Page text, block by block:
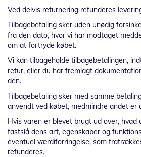
Ved delvis returnering refunderes
Tilbagebetaling sker uden unødig
fra den dato, hvor vi har modtaget
om at fortryde købet.
Vi kan tilbageholde tilbagebetalingen,
retur, eller du har fremlagt
den.
Tilbagebetaling sker med samme
anvendt ved købet, medmindre andet er
Hvis varen er blevet brugt ud over,
fastslå dens art, egenskaber og
eventuel værdiforringelse, som
refunderes.